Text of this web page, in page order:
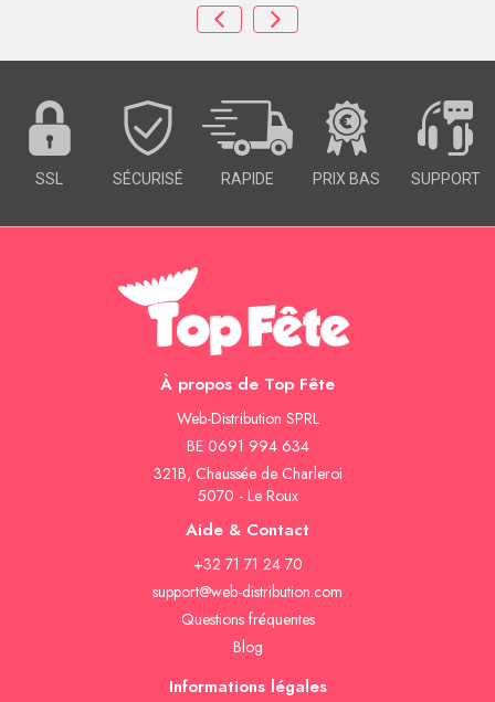
SSL SÉCURISÉ RAPIDE PRIX BAS SUPPORT
À propos de Top Fête
Web-Distribution SPRL
BE 0691 994 634
321B, Chaussée de Charleroi
5070 - Le Roux
Aide & Contact
+32 71 71 24 70
support@web-distribution.com
Questions fréquentes
Blog
Informations légales